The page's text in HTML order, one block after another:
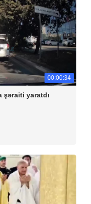
00:00:34
şəraiti yaratdı